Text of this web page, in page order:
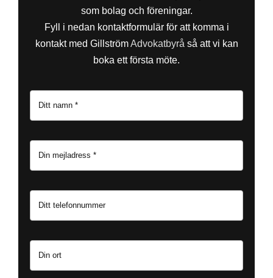
som bolag och föreningar.
Fyll i nedan kontaktformulär för att komma i
kontakt med GillströmAdvokatbyrå så att vi kan
boka ett första möte.